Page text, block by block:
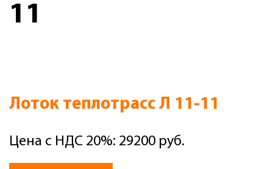
11
Лоток теплотрасс Л 11-11
Цена с НДС 20%: 29200 руб.